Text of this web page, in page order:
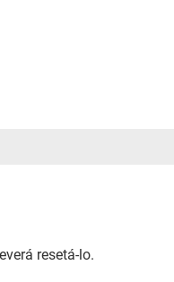
resetá-lo.